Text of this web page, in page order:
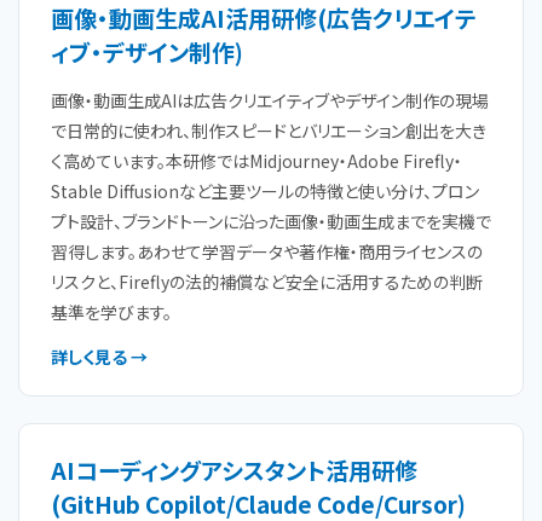
画像・動画生成AI活用研修(広告クリエイテ
ィブ・デザイン制作)
画像・動画生成AIは広告クリエイティブやデザイン制作の現場
で日常的に使われ、制作スピードとバリエーション創出を大き
く高めています。本研修ではMidjourney・Adobe Firefly・
Stable Diffusionなど主要ツールの特徴と使い分け、プロン
プト設計、ブランドトーンに沿った画像・動画生成までを実機で
習得します。あわせて学習データや著作権・商用ライセンスの
リスクと、Fireflyの法的補償など安全に活用するための判断
基準を学びます。
詳しく見る →
AIコーディングアシスタント活用研修
(GitHub Copilot/Claude Code/Cursor)